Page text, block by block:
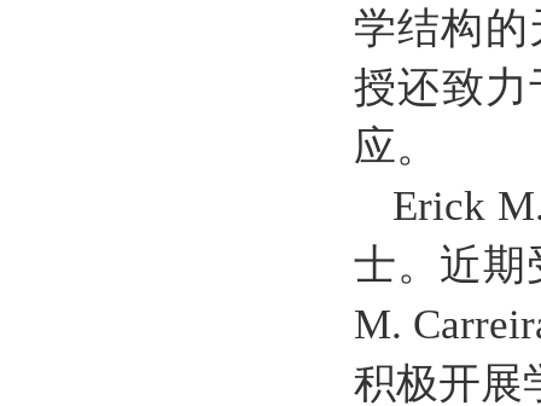
学结构的
授还致
应。
Erick
士。近期
M.
积极开展